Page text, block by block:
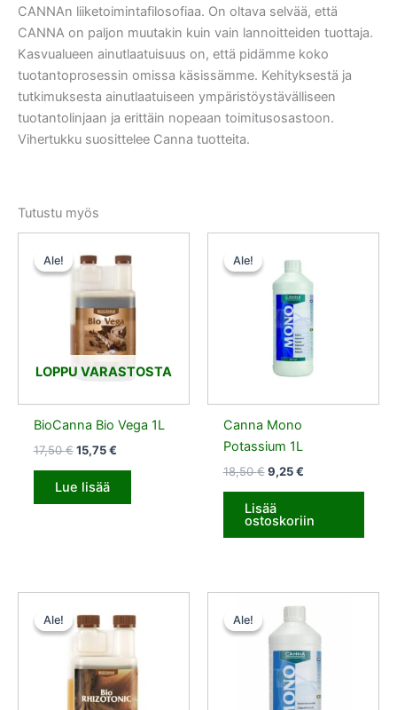
CANNAn liiketoimintafilosofiaa. On oltava selvää, että
CANNA on paljon muutakin kuin vain lannoitteiden tuottaja.
Kasvualueen ainutlaatuisuus on, että pidämme koko
tuotantoprosessin omissa käsissämme. Kehityksestä ja
tutkimuksesta ainutlaatuiseen ympäristöystävälliseen
tuotantolinjaan ja erittäin nopeaan toimitusosastoon.
Vihertukku suosittelee Canna tuotteita.
Tutustu myös
Ale!
LOPPU VARASTOSTA
Ale!
BioCanna Bio Vega 1L
17,50€
hinta
oli:
15,75€
hinta
on:
Lue lisää
Ale!
Ale!
Canna Mono
Potassium 1L
18,50€
18,50 €.
9,25€
9,25 €.
Lisää
ostoskoriin
Ale!
Ale!
hinta
oli:
hinta
on:
Ale!
Ale!
hinta
oli:
14,50 €.
on: